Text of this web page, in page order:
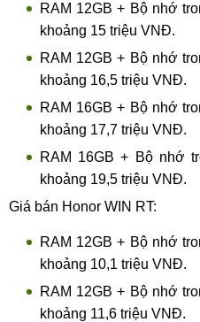
RAM 12GB + Bộ nhớ
khoảng 15 triệu VNĐ.
RAM 12GB + Bộ nhớ
khoảng 16,5 triệu VNĐ.
RAM 16GB + Bộ nhớ
khoảng 17,7 triệu VNĐ.
RAM 16GB + Bộ nhớ
khoảng 19,5 triệu VNĐ.
Giá bán Honor WIN RT:
RAM 12GB + Bộ nhớ
khoảng 10,1 triệu VNĐ.
RAM 12GB + Bộ nhớ
khoảng 11,6 triệu VNĐ.